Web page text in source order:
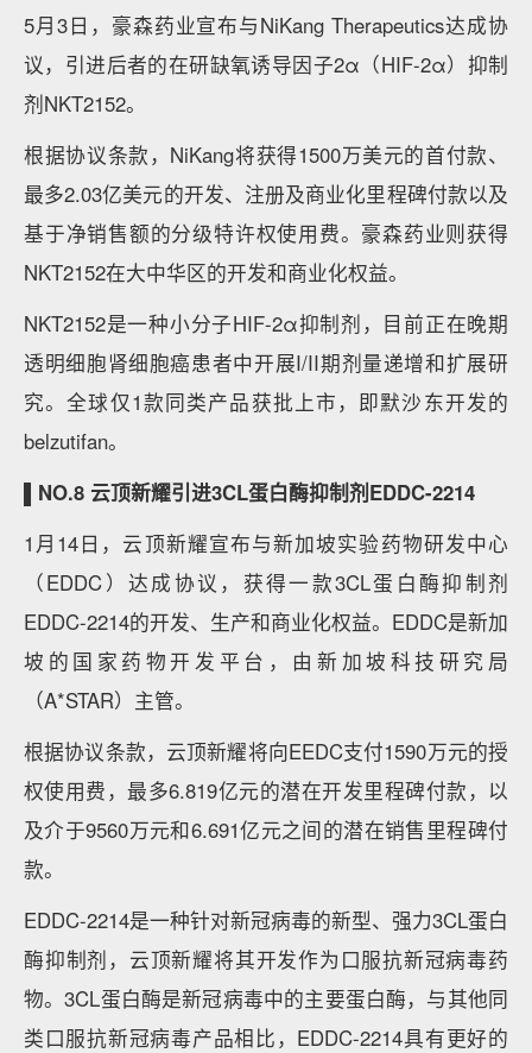
5月3日，豪森药业宣布与NiKang Therapeutics达成协
议，引进后者的在研缺氧诱导因子2α（HIF-2α）抑制
剂NKT2152。
根据协议条款，NiKang将获得1500万美元的首付款、
最多2.03亿美元的开发、注册及商业化里程碑付款以及
基于净销售额的分级特许权使用费。豪森药业则获得
NKT2152在大中华区的开发和商业化权益。
NKT2152是一种小分子HIF-2α抑制剂，目前正在晚期
透明细胞肾细胞癌患者中开展I/II期剂量递增和扩展研
究。全球仅1款同类产品获批上市，即默沙东开发的
belzutifan。
▌NO.8 云顶新耀引进3CL蛋白酶抑制剂EDDC-2214
1月14日，云顶新耀宣布与新加坡实验药物研发中心
（EDDC）达成协议，获得一款3CL蛋白酶抑制剂
EDDC-2214的开发、生产和商业化权益。EDDC是新加
坡的国家药物开发平台，由新加坡科技研究局
（A*STAR）主管。
根据协议条款，云顶新耀将向EEDC支付1590万元的授
权使用费，最多6.819亿元的潜在开发里程碑付款，以
及介于9560万元和6.691亿元之间的潜在销售里程碑付
款。
EDDC-2214是一种针对新冠病毒的新型、强力3CL蛋白
酶抑制剂，云顶新耀将其开发作为口服抗新冠病毒药
物。3CL蛋白酶是新冠病毒中的主要蛋白酶，与其他同
类口服抗新冠病毒产品相比，EDDC-2214具有更好的